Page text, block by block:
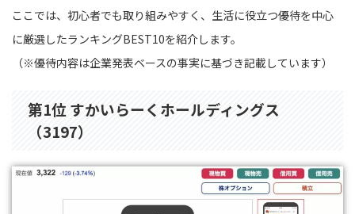
ここでは、初心者でも取り組みやすく、生活に役立つ優待を中心
に厳選したランキングBEST10を紹介します。
（※優待内容は企業発表ベースの事実に基づき記載しています）
第1位 すかいらーくホールディングス
（3197）